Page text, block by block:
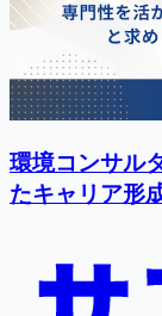
環境コンサル
たキャリア形